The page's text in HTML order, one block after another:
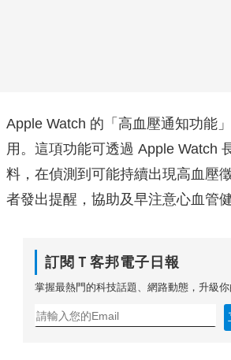
Apple Watch 的「高血壓通知功能
用。這項功能可透過 Apple Watch
料，在偵測到可能持續出現高血壓
者發出提醒，協助及早注意心血管健
訂閱Ｔ客邦電子日報
掌握最熱門的科技話題、網路動態，升級你